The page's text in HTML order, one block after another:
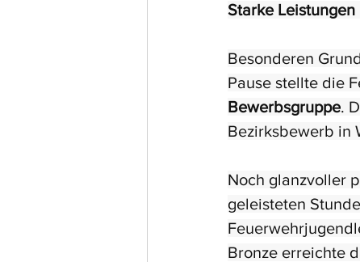
Starke
Besonderen
Pause stellte die
Bewerbsgruppe.
Bezirksbewerb in
Noch glanzvoller
geleisteten
Bronze erreichte